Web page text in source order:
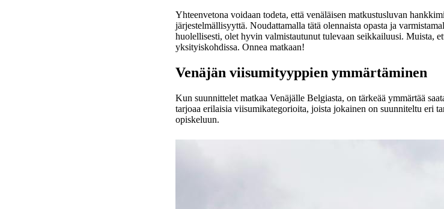
Yhteenvetona voidaan todeta, että venäläisen matkustusluvan
järjestelmällisyyttä. Noudattamalla tätä olennaista opasta ja
huolellisesti, olet hyvin valmistautunut tulevaan seikkailuusi. Muista,
yksityiskohdissa. Onnea matkaan!
Venäjän viisumityyppien ymmärtäminen
Kun suunnittelet matkaa Venäjälle Belgiasta, on tärkeää ymmärtää
tarjoaa erilaisia viisumikategorioita, joista jokainen on suunniteltu eri
opiskeluun.